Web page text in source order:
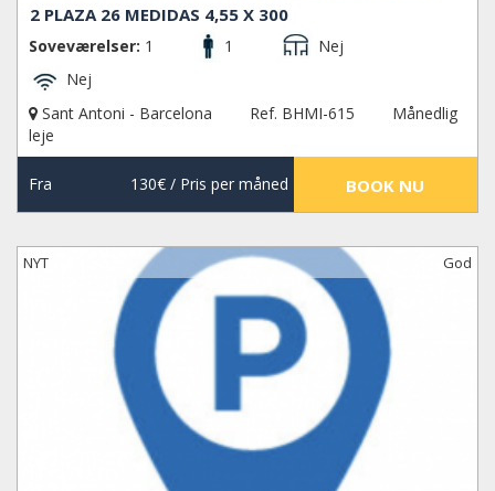
2 PLAZA 26 MEDIDAS 4,55 X 300
Soveværelser: 1 1
Nej
Nej
Sant Antoni - Barcelona
Ref. BHMI-615
Månedlig
leje
Fra 130€/ Pris per måned BOOK NU
NYT God